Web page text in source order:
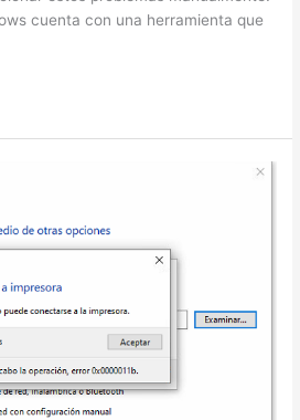
cuenta con una herramienta que